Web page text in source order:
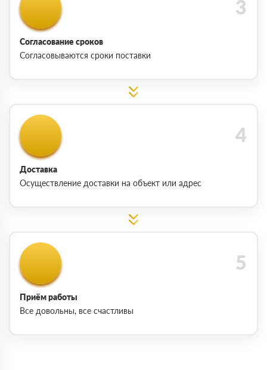
Согласование сроков
Согласовываются сроки поставки
Доставка
Осуществление доставки на объект или адрес
Приём работы
Все довольны, все счастливы